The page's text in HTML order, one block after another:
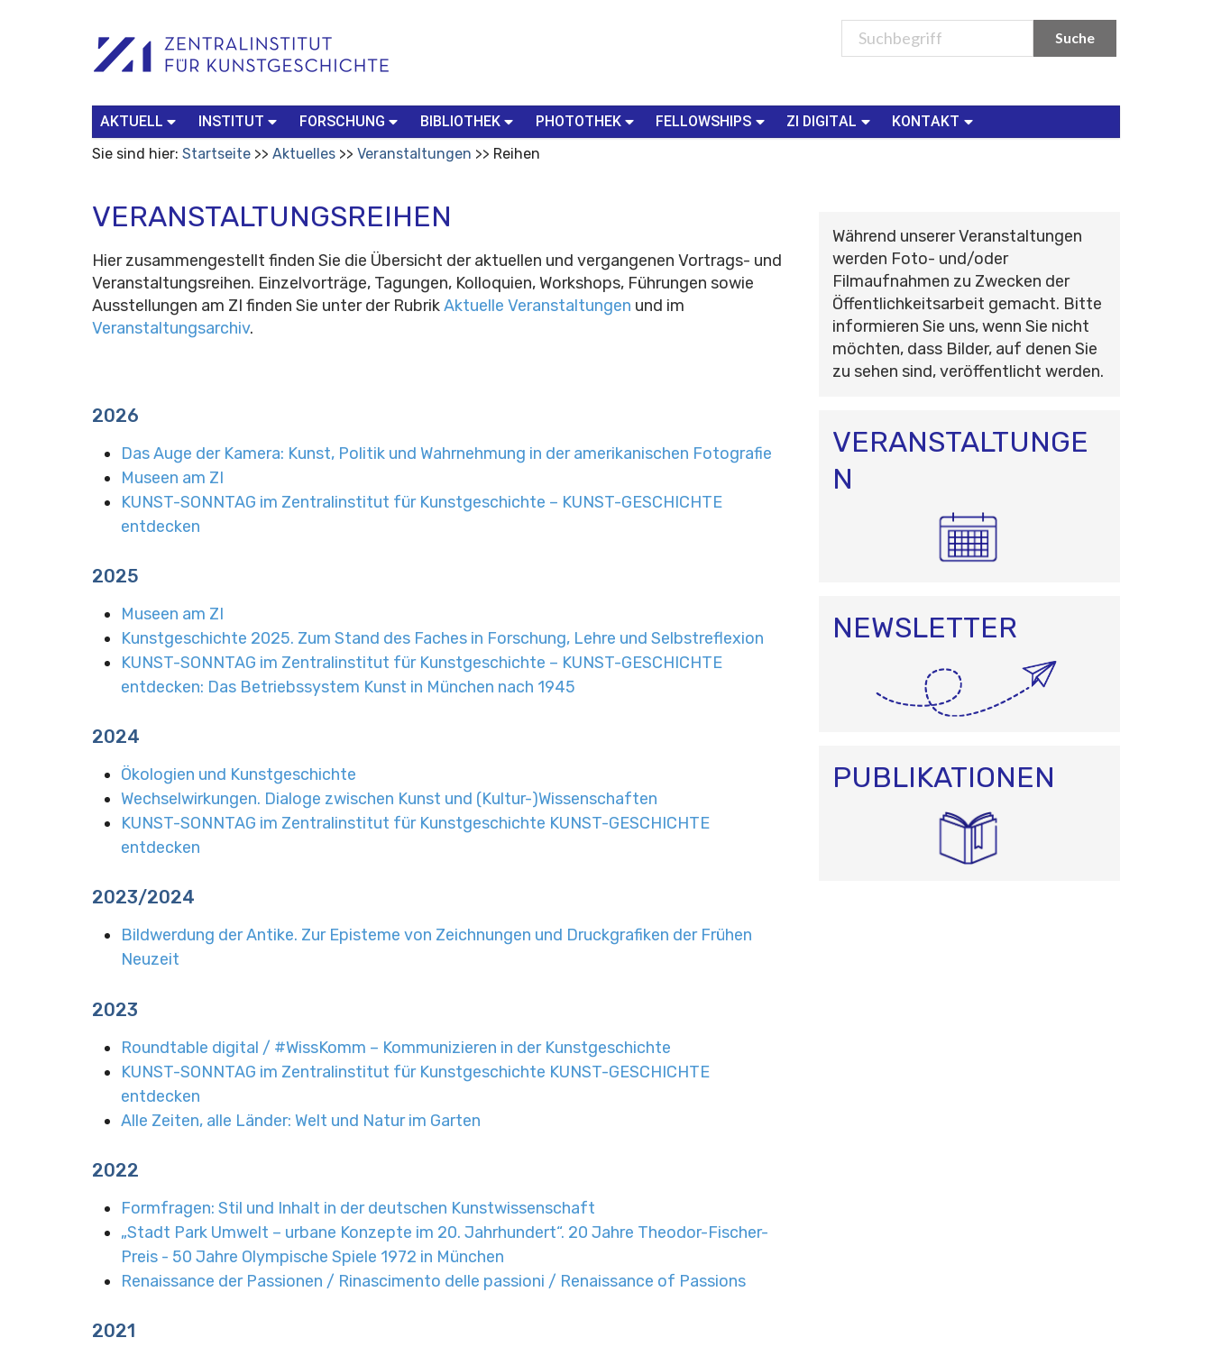
Werkzeuge
Search…
AKTUELL INSTITUT FORSCHUNG BIBLIOTHEK PHOTOTHEK FELLOWSHIPS ZI DIGITAL
KONTAKT
Sie sind hier: Startseite Aktuelles Veranstaltungen Reihen
VERANSTALTUNGSREIHEN
Hier zusammengestellt finden Sie die Übersicht der aktuellen und vergangenen Vortrags- und
Veranstaltungsreihen. Einzelvorträge, Tagungen, Kolloquien, Workshops, Führungen sowie
Ausstellungen am ZI finden Sie unter der RubrikAktuelle Veranstaltungen und im
Veranstaltungsarchiv.
2026
Das Auge der Kamera: Kunst, Politik und Wahrnehmung in der amerikanischen Fotografie
Museen am ZI
KUNST-SONNTAG im Zentralinstitut für Kunstgeschichte – KUNST-GESCHICHTE
entdecken
2025
Museen am ZI
Kunstgeschichte 2025. Zum Stand des Faches in Forschung, Lehre und Selbstreflexion
KUNST-SONNTAG im Zentralinstitut für Kunstgeschichte – KUNST-GESCHICHTE
entdecken: Das Betriebssystem Kunst in München nach 1945
2024
Ökologien und Kunstgeschichte
Wechselwirkungen. Dialoge zwischen Kunst und (Kultur-)Wissenschaften
KUNST-SONNTAG im Zentralinstitut für Kunstgeschichte KUNST-GESCHICHTE
entdecken
2023/2024
Bildwerdung der Antike. Zur Episteme von Zeichnungen und Druckgrafiken der Frühen
Neuzeit
2023
Roundtable digital / #WissKomm – Kommunizieren in der Kunstgeschichte
KUNST-SONNTAG im Zentralinstitut für Kunstgeschichte KUNST-GESCHICHTE
entdecken
Alle Zeiten, alle Länder: Welt und Natur im Garten
2022
Formfragen: Stil und Inhalt in der deutschen Kunstwissenschaft
„Stadt Park Umwelt – urbane Konzepte im 20. Jahrhundert“. 20 Jahre Theodor-Fischer-
Preis - 50 Jahre Olympische Spiele 1972 in München
Renaissance der Passionen / Rinascimento delle passioni / Renaissance of Passions
2021
Während unserer Veranstaltungen
werden Foto- und/oder
Filmaufnahmen zu Zwecken der
Öffentlichkeitsarbeit gemacht. Bitte
informieren Sie uns, wenn Sie nicht
möchten, dass Bilder, auf denen Sie
zu sehen sind, veröffentlicht werden.
VERANSTALTUNGE
N
NEWSLETTER
PUBLIKATIONEN